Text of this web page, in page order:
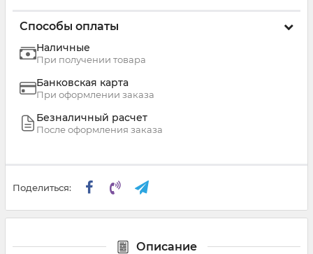
Способы оплаты
Наличные
При получении товара
Банковская карта
При оформлении заказа
Безналичный расчет
После оформления заказа
Поделиться:
Описание